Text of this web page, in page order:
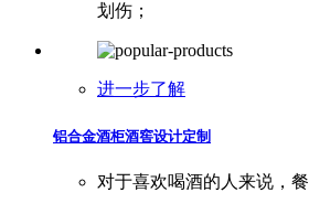
划伤；
进一步了解
铝合金酒柜酒窖设计定制
对于喜欢喝酒的人来说，